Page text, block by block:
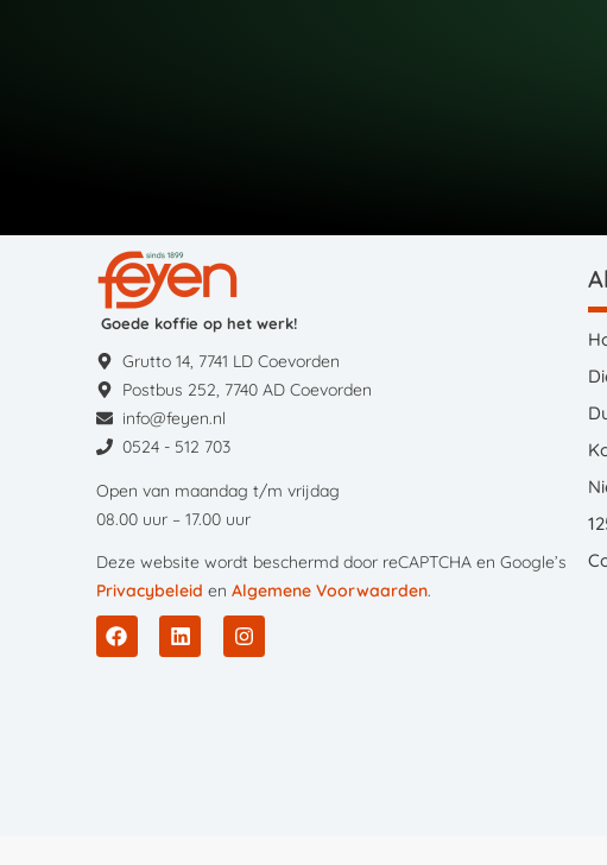
Goede koffie op het werk!
Grutto 14, 7741 LD Coevorden
Postbus 252, 7740 AD Coevorden
info@feyen.nl
0524 - 512 703
Open van maandag t/m vrijdag
08.00 uur – 17.00 uur
Deze website wordt beschermd door reCAPTCHA en Google’s
Privacybeleid en Algemene Voorwaarden.